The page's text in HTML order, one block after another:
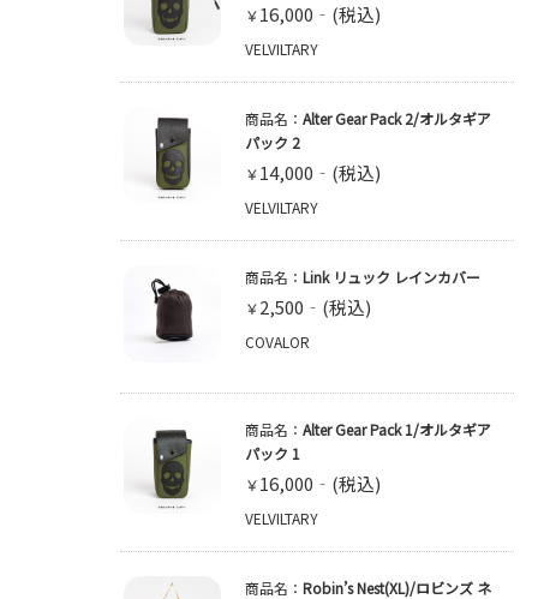
￥16,000
VELVILTARY
商品名： Alter Gear Pack 2/オルタギア
パック 2
￥14,000
VELVILTARY
商品名： Link リュック レインカバー
￥2,500
COVALOR
商品名： Alter Gear Pack 1/オルタギア
パック 1
￥16,000
VELVILTARY
商品名： Robin’s Nest(XL)/ロビンズ ネ